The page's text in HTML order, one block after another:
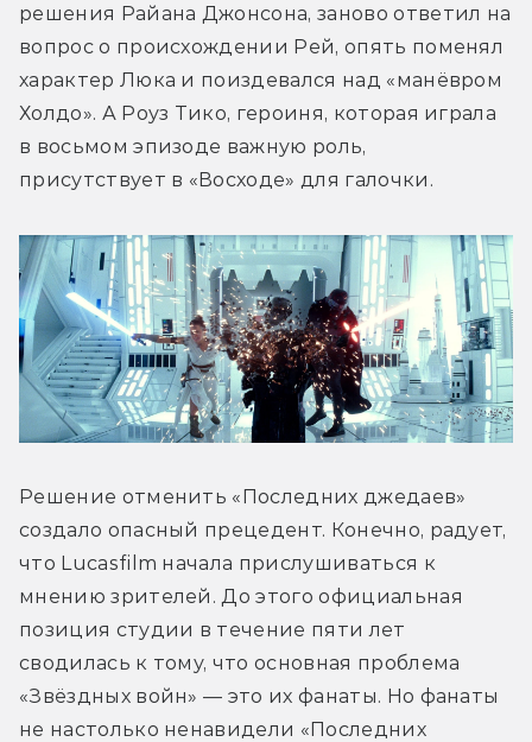
решения Райана Джонсона, заново ответил на
вопрос о происхождении Рей, опять поменял
характер Люка и поиздевался над «манёвром
Холдо». А Роуз Тико, героиня, которая играла
в восьмом эпизоде важную роль,
присутствует в «Восходе» для галочки.
Решение отменить «Последних джедаев»
создало опасный прецедент. Конечно, радует,
что Lucasfilm начала прислушиваться к
мнению зрителей. До этого официальная
позиция студии в течение пяти лет
сводилась к тому, что основная проблема
«Звёздных войн» — это их фанаты. Но фанаты
не настолько ненавидели «Последних